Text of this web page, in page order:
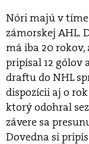
Nóri majú v
zámorskej AHL.
má iba 20 rokov,
pripísal 12 gólov
draftu do NHL
dispozícii aj o
ktorý odohral
závere sa
Dovedna si